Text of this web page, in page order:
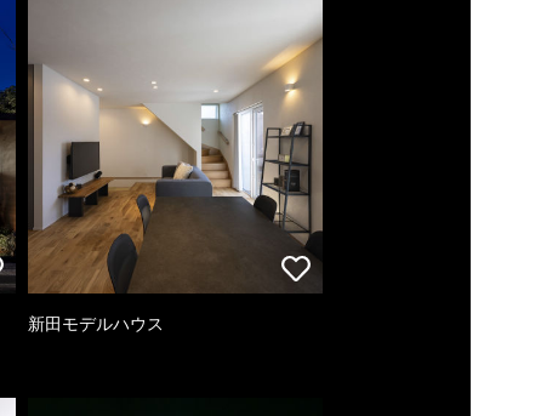
新田モデルハウス